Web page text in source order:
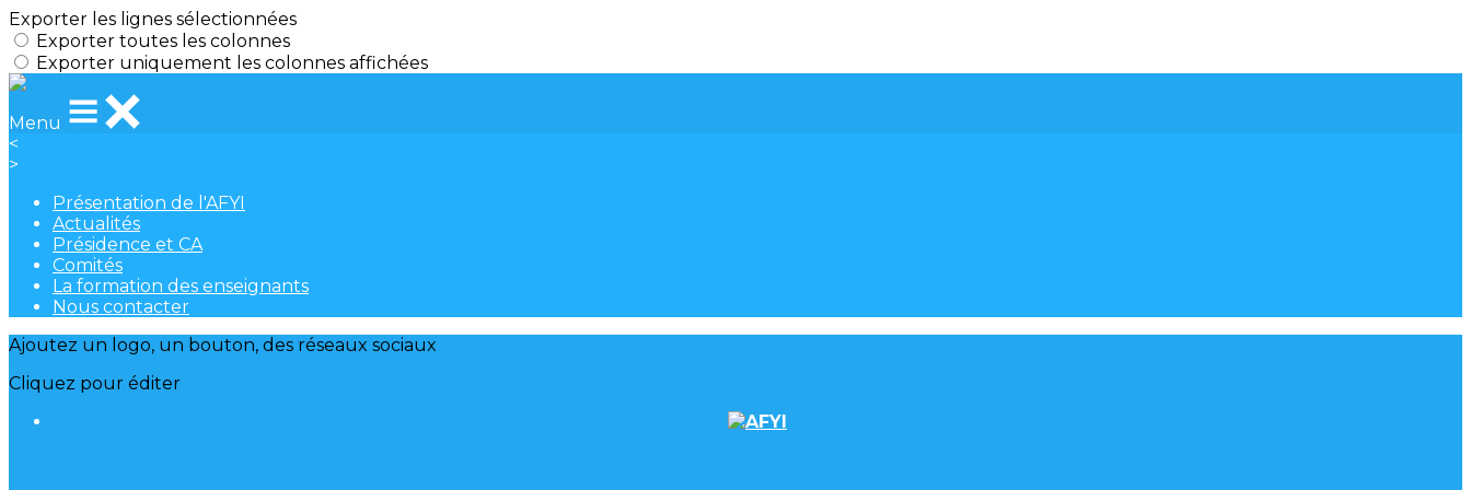
Exporter les lignes sélectionnées
Exporter toutes les colonnes
Exporter uniquement les colonnes affichées
Menu
<
>
Présentation de l'AFYI
Actualités
Présidence et CA
Comités
La formation des enseignants
Nous contacter
Ajoutez un logo, un bouton, des réseaux sociaux
Cliquez pour éditer